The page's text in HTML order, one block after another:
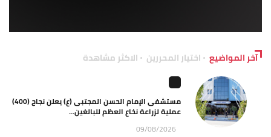
آخر المواضيع اختيار المحررين الاكثر مشاهدة
مستشفى الإمام الحسن المجتبى (ع) يعلن نجاح (400)
عملية لزراعة نخاع العظم للبالغين...
09/08/2026